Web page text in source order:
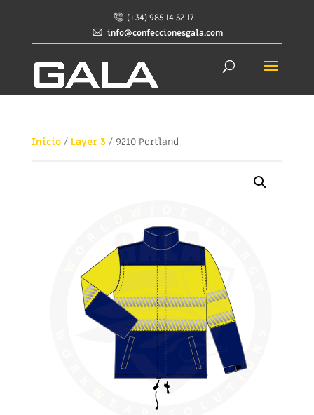
(+34) 985 14 52 17
info@confeccionesgala.com
Inicio/ Layer 3 / 9210 Portland